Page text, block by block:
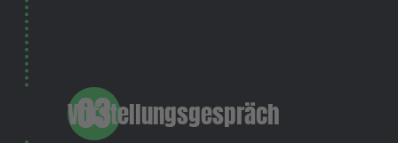
Vorstellungsgespräch